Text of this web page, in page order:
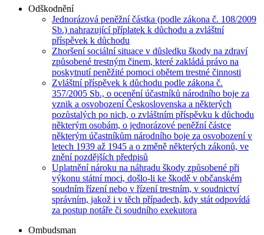
Odškodnění
Jednorázová peněžní částka (podle zákona č. 108/2009
Sb.) nahrazující příplatek k důchodu a zvláštní
příspěvek k důchodu
Zhoršení sociální situace v důsledku škody na zdraví
způsobené trestným činem, které zakládá právo na
poskytnutí peněžité pomoci obětem trestné činnosti
Zvláštní příspěvek k důchodu podle zákona č.
357/2005 Sb., o ocenění účastníků národního boje za
vznik a osvobození Československa a některých
pozůstalých po nich, o zvláštním příspěvku k důchodu
některým osobám, o jednorázové peněžní částce
některým účastníkům národního boje za osvobození v
letech 1939 až 1945 a o změně některých zákonů, ve
znění pozdějších předpisů
Uplatnění nároku na náhradu škody způsobené při
výkonu státní moci, došlo-li ke škodě v občanském
soudním řízení nebo v řízení trestním, v soudnictví
správním, jakož i v těch případech, kdy stát odpovídá
za postup notáře či soudního exekutora
Ombudsman